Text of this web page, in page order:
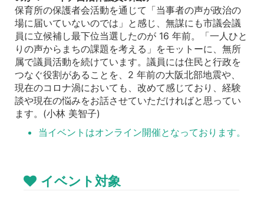
保育所の保護者会活動を通じて「当事者の声が政治の
場に届いていないのでは」と感じ、無謀にも市議会議
員に立候補し最下位当選したのが 16 年前。「一人ひと
りの声からまちの課題を考える」をモットーに、無所
属で議員活動を続けています。議員には住民と行政を
つなぐ役割があることを、2 年前の大阪北部地震や、
現在のコロナ渦においても、改めて感じており、経験
談や現在の悩みをお話させていただければと思ってい
ます。(小林 美智子)
当イベントはオンライン開催となっております。
イベント対象